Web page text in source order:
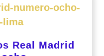
Real Madrid